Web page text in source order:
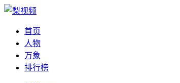
首页
人物
万象
排行榜